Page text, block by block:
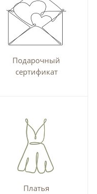
Подарочный
сертификат
Платья